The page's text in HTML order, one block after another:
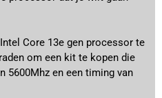
Core 13e gen processor te
om een kit te kopen die
5600Mhz en een timing van